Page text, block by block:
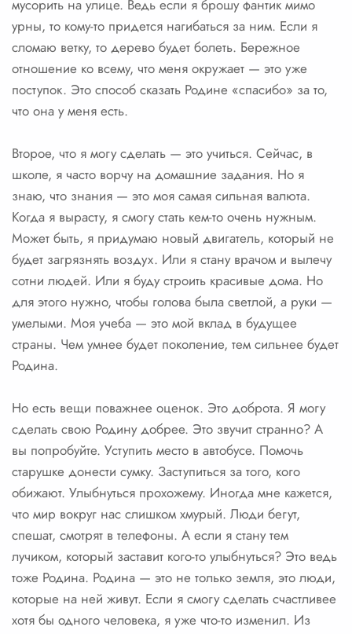
мусорить на улице. Ведь если я брошу фантик мимо
урны, то кому-то придется нагибаться за ним. Если я
сломаю ветку, то дерево будет болеть. Бережное
отношение ко всему, что меня окружает — это уже
поступок. Это способ сказать Родине «спасибо» за то,
что она у меня есть.
Второе, что я могу сделать — это учиться. Сейчас, в
школе, я часто ворчу на домашние задания. Но я
знаю, что знания — это моя самая сильная валюта.
Когда я вырасту, я смогу стать кем-то очень нужным.
Может быть, я придумаю новый двигатель, который не
будет загрязнять воздух. Или я стану врачом и вылечу
сотни людей. Или я буду строить красивые дома. Но
для этого нужно, чтобы голова была светлой, а руки —
умелыми. Моя учеба — это мой вклад в будущее
страны. Чем умнее будет поколение, тем сильнее будет
Родина.
Но есть вещи поважнее оценок. Это доброта. Я могу
сделать свою Родину добрее. Это звучит странно? А
вы попробуйте. Уступить место в автобусе. Помочь
старушке донести сумку. Заступиться за того, кого
обижают. Улыбнуться прохожему. Иногда мне кажется,
что мир вокруг нас слишком хмурый. Люди бегут,
спешат, смотрят в телефоны. А если я стану тем
лучиком, который заставит кого-то улыбнуться? Это ведь
тоже Родина. Родина — это не только земля, это люди,
которые на ней живут. Если я смогу сделать счастливее
хотя бы одного человека, я уже что-то изменил. Из